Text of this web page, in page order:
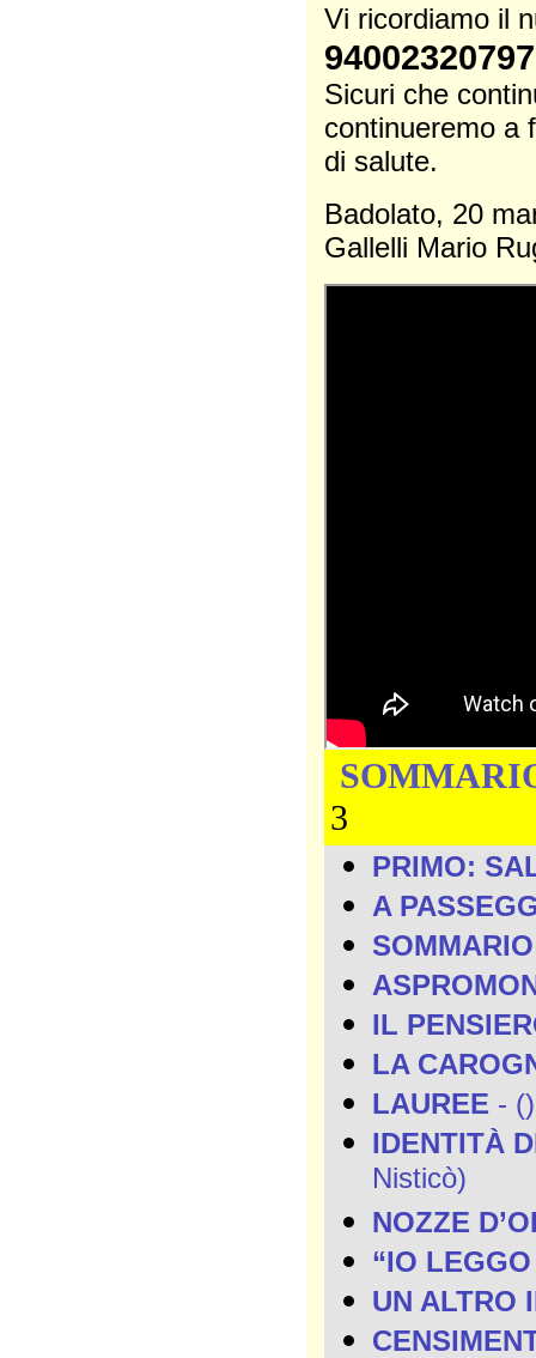
Vi ricordiamo il
Sicuri che
continueremo a
di salute.
Gallelli Mario
3
PRIMO:
A
SOMMARIO
IL
LA
LAUREE - ()
IDENTITÀ
Nisticò)
NOZZE
“IO
UN ALTRO